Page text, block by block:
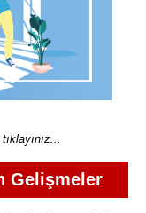
Gelişmeler